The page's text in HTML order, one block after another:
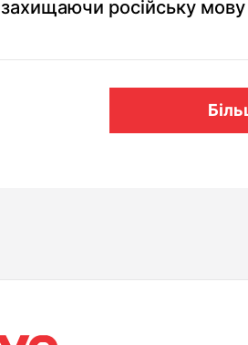
захищаючи російську мову